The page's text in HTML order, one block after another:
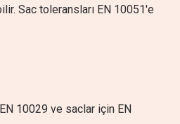
Sac toleransları EN 10051'e
10029 ve saclar için EN